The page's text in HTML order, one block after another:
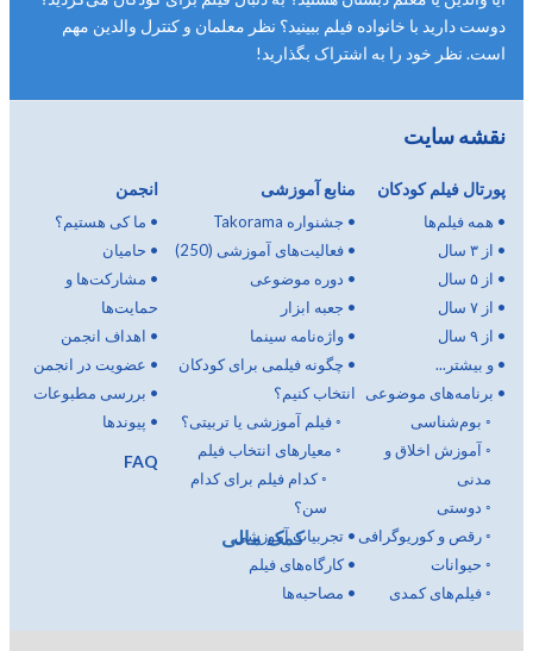
کمک مالی
دوست دارید با خانواده فیلم ببینید؟ نظر معلمان و کنترل والدین مهم
است. نظر خود را به اشتراک بگذارید!
نقشه سایت
پورتال فیلم کودکان
• همه فیلم‌ها
• از ۳ سال
• از ۵ سال
• از ۷ سال
• از ۹ سال
• و بیشتر...
• برنامه‌های موضوعی
◦ بوم‌شناسی
◦ آموزش اخلاق و
مدنی
◦ دوستی
◦رقص و کوریوگرافی
◦ حیوانات
◦فیلم‌های کمدی
منابع آموزشی
• جشنواره Takorama
• فعالیت‌های آموزشی (250)
• دوره موضوعی
• جعبه ابزار
• واژه‌نامه سینما
• چگونه فیلمی برای کودکان
انتخاب کنیم؟
◦فیلم آموزشی یا تربیتی؟
◦ معیارهای انتخاب فیلم
◦کدام فیلم برای کدام
سن؟
• تجربیات آموزشی
•کارگاه‌های فیلم
• مصاحبه‌ها
انجمن
• ما کی هستیم؟
• حامیان
• مشارکت‌ها و
حمایت‌ها
• اهداف انجمن
• عضویت در انجمن
• بررسی مطبوعات
• پیوندها
FAQ